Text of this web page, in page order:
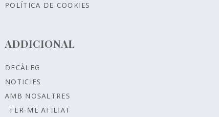
POLÍTICA DE COOKIES
ADDICIONAL
DECÀLEG
NOTICIES
AMB NOSALTRES
FER-ME AFILIAT